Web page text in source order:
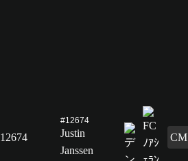
12674
#12674
Justin
Janssen
CM